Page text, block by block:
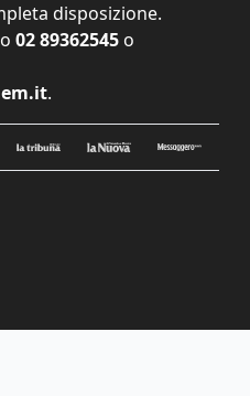
disposizione.
02 89362545 o
.